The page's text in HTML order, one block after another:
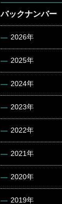
バックナンバー
2026年
2025年
2024年
2023年
2022年
2021年
2020年
2019年